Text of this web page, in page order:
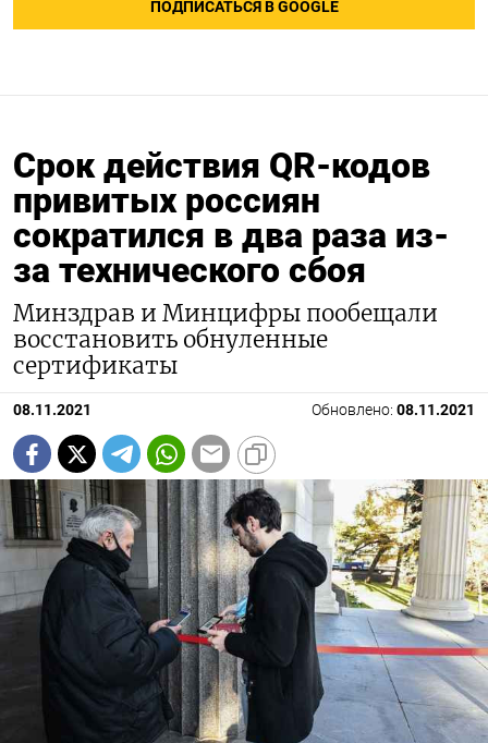
ПОДПИСАТЬСЯ В GOOGLE
Срок действия QR-кодов
привитых россиян
сократился в два раза из-
за технического сбоя
Минздрав и Минцифры пообещали
восстановить обнуленные
сертификаты
08.11.2021 Обновлено: 08.11.2021